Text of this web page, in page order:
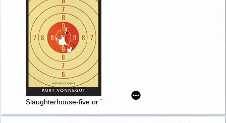
Slaughterhouse-five or The children's crusade : a duty dance